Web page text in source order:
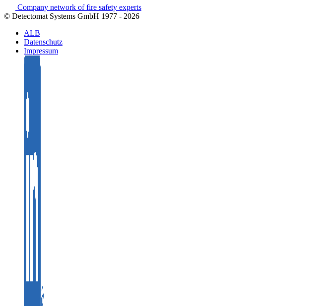
Company network of fire safety experts
© Detectomat Systems GmbH 1977 - 2026
ALB
Datenschutz
Impressum